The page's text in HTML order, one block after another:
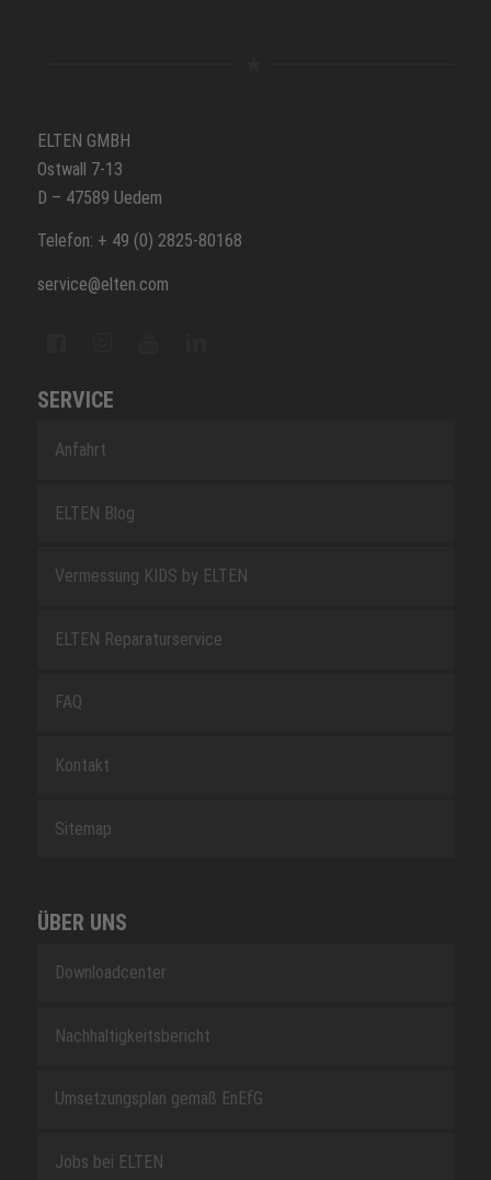
ELTEN GMBH
Ostwall 7-13
D – 47589 Uedem
Telefon: + 49 (0) 2825-80168
service@elten.com
SERVICE
Anfahrt
ELTEN Blog
Vermessung KIDS by ELTEN
ELTEN Reparaturservice
FAQ
Kontakt
Sitemap
ÜBER UNS
Downloadcenter
Nachhaltigkeitsbericht
Umsetzungsplan gemäß EnEfG
Jobs bei ELTEN